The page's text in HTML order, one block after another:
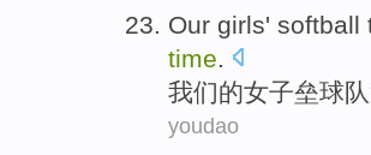
Our girls'
time
我们的女子垒球
youdao